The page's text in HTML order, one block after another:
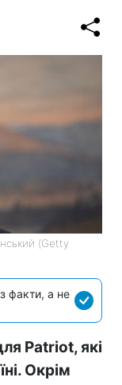
(Getty
факти, а не
Patriot, які
Окрім